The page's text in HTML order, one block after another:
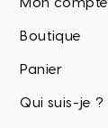
Mon compte
Boutique
Panier
Qui suis-je ?